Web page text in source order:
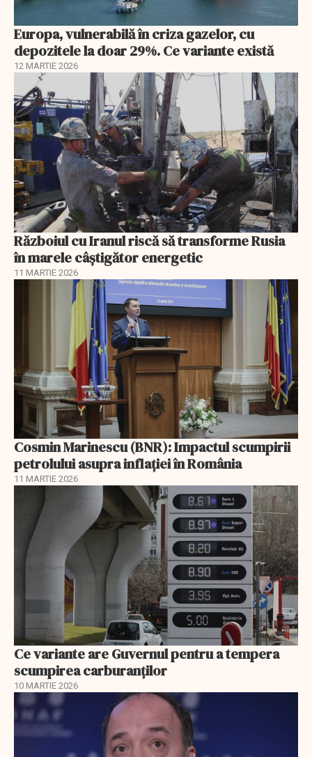
Europa, vulnerabilă în criza gazelor, cu
depozitele la doar 29%. Ce variante există
12 MARTIE 2026
Războiul cu Iranul riscă să transforme Rusia
în marele câștigător energetic
11 MARTIE 2026
Cosmin Marinescu (BNR): Impactul scumpirii
petrolului asupra inflaţiei în România
11 MARTIE 2026
Ce variante are Guvernul pentru a tempera
scumpirea carburanților
10 MARTIE 2026